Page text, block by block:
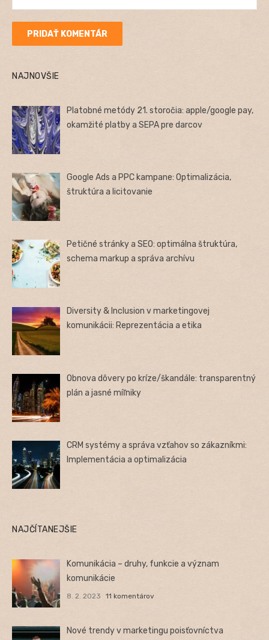
NAJNOVŠIE
Platobné metódy 21. storočia: apple/google pay,
okamžité platby a SEPA pre darcov
Google Ads a PPC kampane: Optimalizácia,
štruktúra a licitovanie
Petičné stránky a SEO: optimálna štruktúra,
schema markup a správa archívu
Diversity & Inclusion v marketingovej
komunikácii: Reprezentácia a etika
Obnova dôvery po kríze/škandále: transparentný
plán a jasné míľniky
CRM systémy a správa vzťahov so zákazníkmi:
Implementácia a optimalizácia
NAJČÍTANEJŠIE
Komunikácia – druhy, funkcie a význam
komunikácie
8. 2. 2023 11 komentárov
Nové trendy v marketingu poisťovníctva